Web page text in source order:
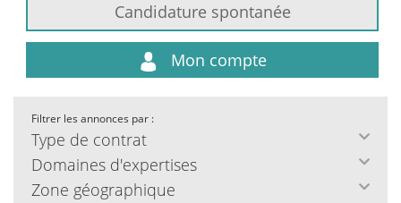
Candidature spontanée
Mon compte
Filtrer les annonces par :
Type de contrat
Domaines d'expertises
Zone géographique